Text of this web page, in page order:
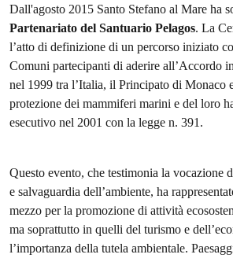
Dall'agosto 2015 Santo Stefano al Mare ha
Partenariato del Santuario Pelagos. La
l’atto di definizione di un percorso iniziato
Comuni partecipanti di aderire all’Accordo
nel 1999 tra l’Italia, il Principato di Monaco
protezione dei mammiferi marini e del loro
esecutivo nel 2001 con la legge n. 391.
Questo evento, che testimonia la vocazione
e salvaguardia dell’ambiente, ha
mezzo per la promozione di attività
ma soprattutto in quelli del turismo e
l’importanza della tutela ambientale.